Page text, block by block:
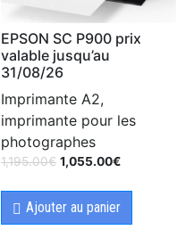
EPSON SC P900 prix
valable jusqu’au
31/08/26
Imprimante A2,
imprimante pour les
photographes
1,195.00€ 1,055.00€
Ajouter au panier